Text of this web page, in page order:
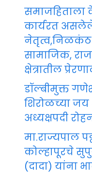
समाजहिताला
कार्यरत
नेतृत्व,निळकंठ
सामाजिक,
क्षेत्रातील
डॉल्बीमुक्त
शिरोळच्या जय
अध्यक्षपदी
मा.राज्यपाल
कोल्हापूरचे
(दादा) यांना